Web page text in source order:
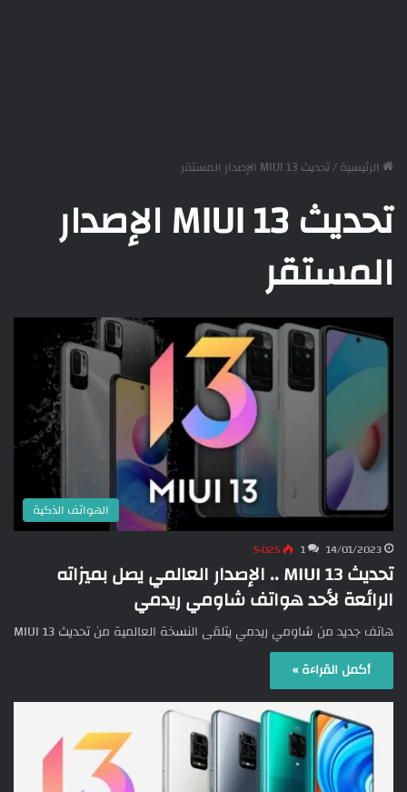
الرئيسية/تحديث MIUI 13 الإصدار المستقر
تحديث MIUI 13 الإصدار
المستقر
الهواتف الذكية
14/01/2023
1 5٬025
تحديث MIUI 13 .. الإصدار العالمي يصل بميزاته
الرائعة لأحد هواتف شاومي ريدمي
هاتف جديد من شاومي ريدمي يتلقى النسخة العالمية من تحديث MIUI 13
أكمل القراءة »